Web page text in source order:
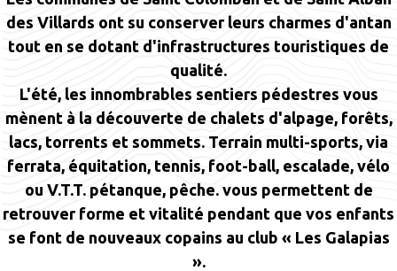
des Villards ont su conserver leurs charmes d'antan
tout en se dotant d'infrastructures touristiques de
qualité.
L'été, les innombrables sentiers pédestres vous
mènent à la découverte de chalets d'alpage, forêts,
lacs, torrents et sommets. Terrain multi-sports, via
ferrata, équitation, tennis, foot-ball, escalade, vélo
ou V.T.T. pétanque, pêche. vous permettent de
retrouver forme et vitalité pendant que vos enfants
se font de nouveaux copains au club « Les Galapias
».